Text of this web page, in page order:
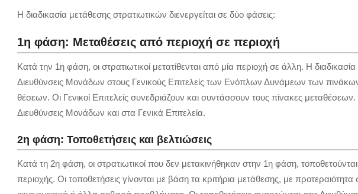
Η διαδικασία μετάθεσης στρατιωτικών διενεργείται σε δύο φάσεις:
1η φάση: Μεταθέσεις από περιοχή σε περιοχή
Κατά την 1η φάση, οι στρατιωτικοί μετατίθενται από μία περιοχή σε άλλη. Η
Διευθύνσεις Μονάδων στους Γενικούς Επιτελείς των Ενόπλων Δυνάμεων των
θέσεων. Οι Γενικοί Επιτελείς συνεδριάζουν και συντάσσουν τους πίνακες
Διευθύνσεις Μονάδων και στα Γενικά Επιτελεία.
2η φάση: Τοποθετήσεις και βελτιώσεις
Κατά τη 2η φάση, οι στρατιωτικοί που δεν μετακινήθηκαν στην 1η φάση,
περιοχής. Οι τοποθετήσεις γίνονται με βάση τα κριτήρια μετάθεσης, με